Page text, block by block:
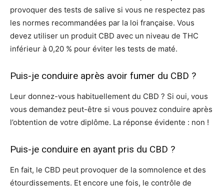
provoquer des tests de salive si vous ne respectez pas
les normes recommandées par la loi française. Vous
devez utiliser un produit CBD avec un niveau de THC
inférieur à 0,20 % pour éviter les tests de maté.
Puis-je conduire après avoir fumer du CBD ?
Leur donnez-vous habituellement du CBD ? Si oui, vous
vous demandez peut-être si vous pouvez conduire après
l’obtention de votre diplôme. La réponse évidente : non !
Puis-je conduire en ayant pris du CBD ?
En fait, le CBD peut provoquer de la somnolence et des
étourdissements. Et encore une fois, le contrôle de